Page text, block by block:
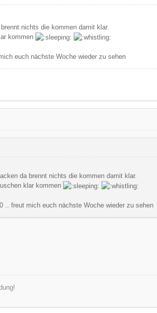
nichts die kommen damit klar.
kommen
euch nächste Woche wieder zu sehen
da brennt nichts die kommen damit klar.
klar kommen
.. freut mich euch nächste Woche wieder zu sehen